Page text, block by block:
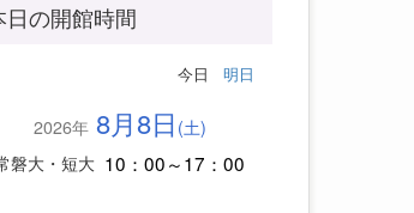
日の開館時間
今日 明日
2026年 8月8日 (土)
磐大・短大 10：00～17：00